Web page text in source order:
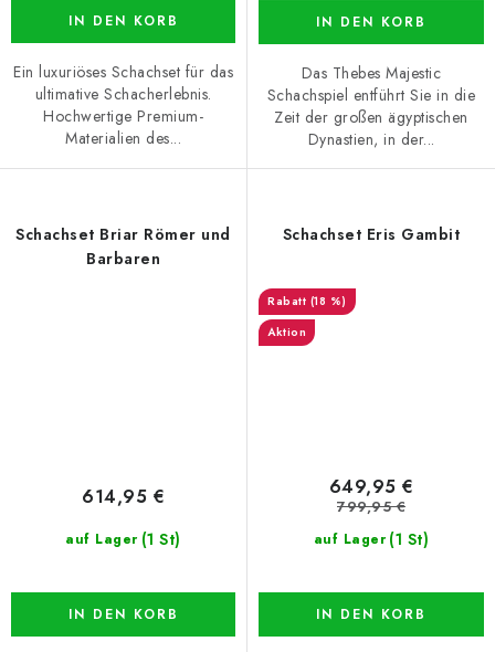
IN DEN KORB
Ein luxuriöses Schachset für das
ultimative Schacherlebnis.
Hochwertige Premium-
Materialien des...
IN DEN KORB
Das Thebes Majestic
Schachspiel entführt Sie in die
Zeit der großen ägyptischen
Dynastien, in der...
Schachset Briar Römer und
Barbaren
auf Lager (1 St)
614,95 €
IN DEN KORB
Schachset Eris Gambit
(18 %)
Aktion
auf Lager (1 St)
649,95 €
799,95 €
IN DEN KORB